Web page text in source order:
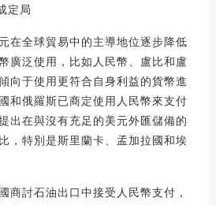
定局
在全球貿易中的主導地位逐步降低
廣泛使用，比如人民幣、盧比和盧
向于使用更符合自身利益的貨幣進
和俄羅斯已商定使用人民幣來支付
出在與沒有充足的美元外匯儲備的
，特別是斯里蘭卡、孟加拉國和埃
商討石油出口中接受人民幣支付，